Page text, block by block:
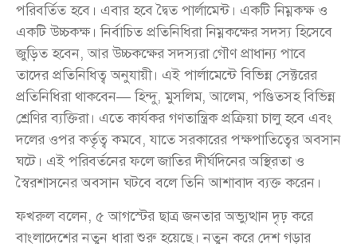
পরিবর্তিত হবে। এবার হবে দ্বৈত পার্লামেন্ট। একটি নিম্নকক্ষ ও
একটি উচ্চকক্ষ। নির্বাচিত প্রতিনিধিরা নিম্নকক্ষের সদস্য হিসেবে
জুড়িত হবেন, আর উচ্চকক্ষের সদস্যরা গৌণ প্রাধান্য পাবে
তাদের প্রতিনিধিত্ব অনুযায়ী। এই পার্লামেন্টে বিভিন্ন সেক্টরের
প্রতিনিধিরা থাকবেন— হিন্দু, মুসলিম, আলেম, পণ্ডিতসহ বিভিন্ন
শ্রেণির ব্যক্তিরা। এতে কার্যকর গণতান্ত্রিক প্রক্রিয়া চালু হবে এবং
দলের ওপর কর্তৃত্ব কমবে, যাতে সরকারের পক্ষপাতিত্বের অবসান
ঘটে। এই পরিবর্তনের ফলে জাতির দীর্ঘদিনের অস্থিরতা ও
স্বৈরশাসনের অবসান ঘটবে বলে তিনি আশাবাদ ব্যক্ত করেন।
ফখরুল বলেন, ৫ আগস্টের ছাত্র জনতার অভ্যুত্থান দৃঢ় করে
বাংলাদেশের নতুন ধারা শুরু হয়েছে। নতুন করে দেশ গড়ার